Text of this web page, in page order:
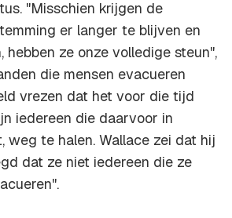
"Misschien krijgen de
er langer te blijven en
hebben ze onze volledige steun",
die mensen evacueren
vrezen dat het voor die tijd
iedereen die daarvoor in
weg te halen. Wallace zei dat hij
dat ze niet iedereen die ze